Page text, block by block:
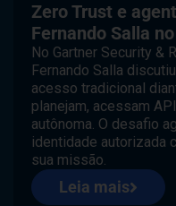
Zero Trust e
Fernando Salla
No Gartner Security &
Fernando Salla
acesso tradicional
planejam, acessam
autônoma. O desafio
identidade autorizada
sua missão.
Leia mais